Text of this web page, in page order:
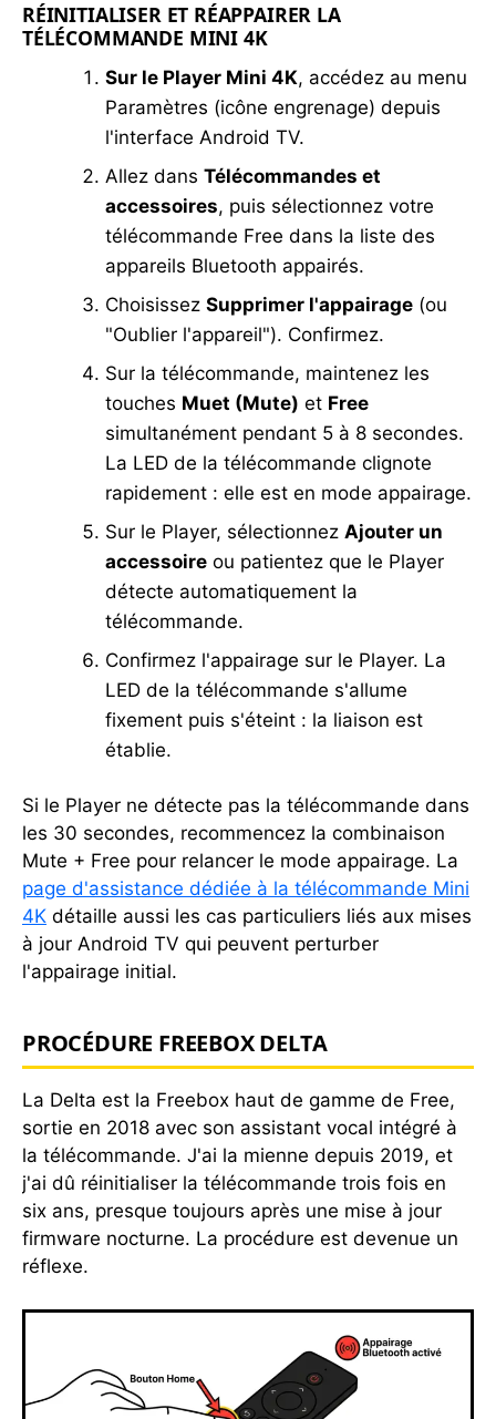
RÉINITIALISER ET RÉAPPAIRER LA
TÉLÉCOMMANDE MINI 4K
Sur le Player Mini 4K, accédez au menu
Paramètres (icône engrenage) depuis
l'interface Android TV.
Allez dans Télécommandes et
accessoires, puis sélectionnez votre
télécommande Free dans la liste des
appareils Bluetooth appairés.
Choisissez Supprimer l'appairage (ou
"Oublier l'appareil"). Confirmez.
Sur la télécommande, maintenez les
touches Muet (Mute) et Free
simultanément pendant 5 à 8 secondes.
La LED de la télécommande clignote
rapidement : elle est en mode appairage.
Sur le Player, sélectionnez Ajouter un
accessoire ou patientez que le Player
détecte automatiquement la
télécommande.
Confirmez l'appairage sur le Player. La
LED de la télécommande s'allume
fixement puis s'éteint : la liaison est
établie.
Si le Player ne détecte pas la télécommande dans
les 30 secondes, recommencez la combinaison
Mute + Free pour relancer le mode appairage. La
page d'assistance dédiée à la télécommande Mini
4K détaille aussi les cas particuliers liés aux mises
à jour Android TV qui peuvent perturber
l'appairage initial.
PROCÉDURE FREEBOX DELTA
La Delta est la Freebox haut de gamme de Free,
sortie en 2018 avec son assistant vocal intégré à
la télécommande. J'ai la mienne depuis 2019, et
j'ai dû réinitialiser la télécommande trois fois en
six ans, presque toujours après une mise à jour
firmware nocturne. La procédure est devenue un
réflexe.